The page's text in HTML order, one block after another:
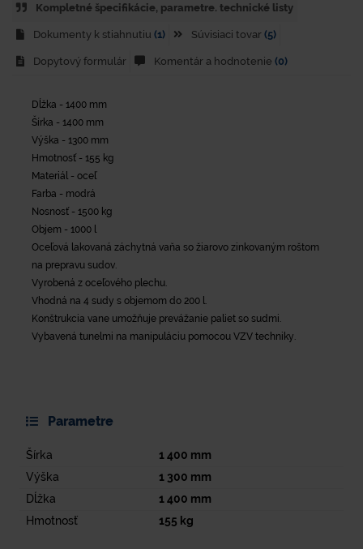
Kompletné špecifikácie, parametre. technické listy
Dokumenty k stiahnutiu (1) Súvisiaci tovar (5)
Dopytový formulár Komentár a hodnotenie (0)
Dĺžka - 1400 mm
Šírka - 1400 mm
Výška - 1300 mm
Hmotnosť - 155 kg
Materiál - oceľ
Farba - modrá
Nosnosť - 1500 kg
Objem - 1000 l
Oceľová lakovaná záchytná vaňa so žiarovo zinkovaným roštom
na prepravu sudov.
Vyrobená z oceľového plechu.
Vhodná na 4 sudy s objemom do 200 l.
Konštrukcia vane umožňuje prevážanie paliet so sudmi.
Vybavená tunelmi na manipuláciu pomocou VZV techniky.
Parametre
Šírka 1 400 mm
Výška
1 300 mm
Dĺžka
1 400 mm
Hmotnosť
155 kg